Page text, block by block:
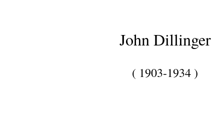
John Dillinger
( 1903-1934 )